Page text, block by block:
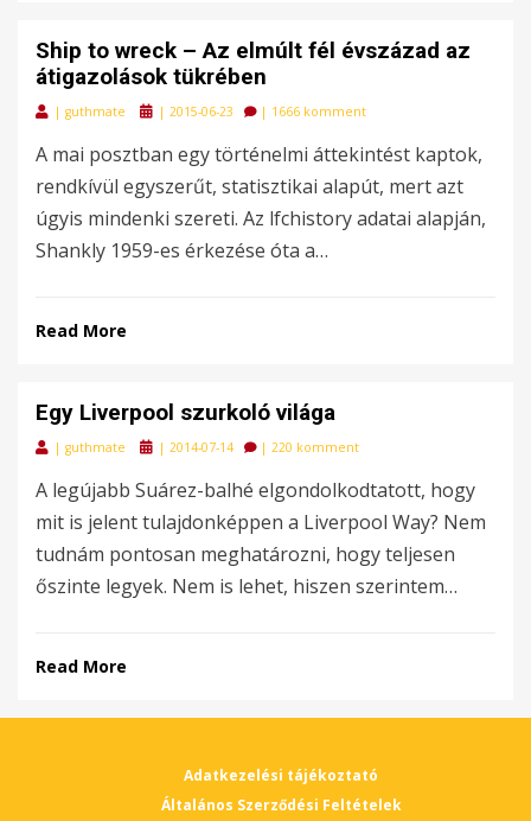
Ship to wreck – Az elmúlt fél évszázad az
átigazolások tükrében
| guthmate
Posted
| 2015-06-23 | 1666 komment
A mai posztban egy történelmi áttekintést kaptok,
rendkívül egyszerűt, statisztikai alapút, mert azt
úgyis mindenki szereti. Az lfchistory adatai alapján,
Shankly 1959-es érkezése óta a…
Read More
Egy Liverpool szurkoló világa
| guthmate
Posted
| 2014-07-14 | 220 komment
A legújabb Suárez-balhé elgondolkodtatott, hogy
mit is jelent tulajdonképpen a Liverpool Way? Nem
tudnám pontosan meghatározni, hogy teljesen
őszinte legyek. Nem is lehet, hiszen szerintem…
Read More
Adatkezelési tájékoztató
Általános Szerződési Feltételek